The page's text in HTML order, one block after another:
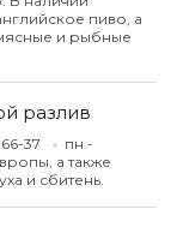
пиво, а
и рыбные
разлив
37
пн.-
а также
и сбитень.